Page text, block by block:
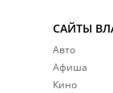
САЙТЫ
Авто
Афиша
Кино